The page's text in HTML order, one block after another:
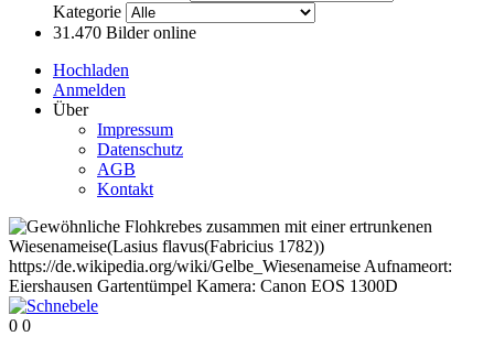
Kategorie
31.470 Bilder online
Hochladen
Anmelden
Über
Impressum
Datenschutz
AGB
Kontakt
0 0